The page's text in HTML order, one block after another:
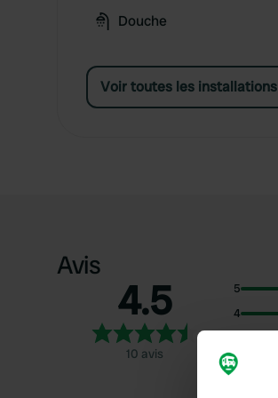
Douche
Voir toutes les installations
Avis
4.5
10 avis
5
4
2